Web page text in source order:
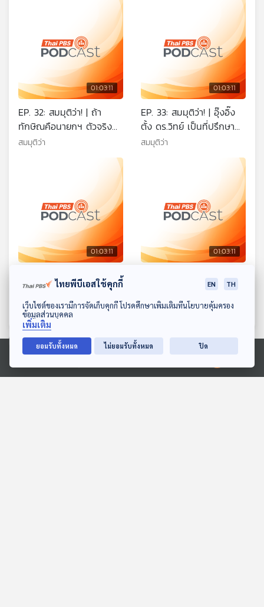
ดาวน์โหลด Thai PBS Podcast Application
Ⓒ 2020 องค์การกระจายเสียงและแพร่ภาพสาธารณะแห่งประเทศไทย
01:03:11
EP. 32: สมมุติว่า! | ถ้า
ทักษิณคือนายกฯ ตัวจริง
การเมืองไทยจะเป็นอย่างไร
สมมุติว่า
01:03:11
EP. 33: สมมุติว่า! | อุ๊งอิ๊ง
ตั้ง ดร.วิทย์ เป็นที่ปรึกษา
ส่วนตัว !!
สมมุติว่า
01:03:11
EP. 34: สมมุติว่า! | จีนยึด
เศรษฐกิจไทย !!
สมมุติว่า
01:03:11
EP. 35: สมมุติว่า! | คนไทย
อยู่ดี สุขเท่าเทียมถ้วนหน้า !!
สมมุติว่า
ตอนที่เกี่ยวข้อง
ไทยพีบีเอสใช้คุกกี้ EN TH
เว็บไซต์ของเรามีการจัดเก็บคุกกี้ โปรดศึกษาเพิ่มเติมที่นโยบายคุ้มครอง
ข้อมูลส่วนบุคคล
เพิ่มเติม
ยอมรับทั้งหมด ไม่ยอมรับทั้งหมด ปิด